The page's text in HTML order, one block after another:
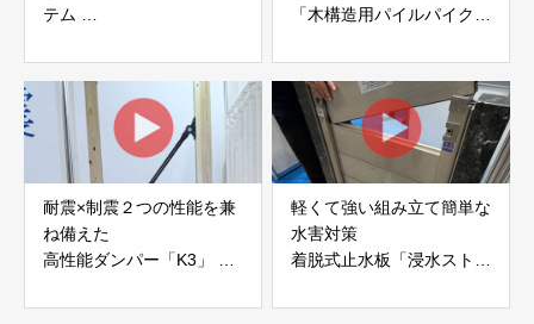
テム
JAPAN
「木構造用パイルパイクビ
耐震×制震２つの性能を兼
ね備えた
高性能ダンパー「K3」 富
軽くて強い組み立て簡単な
水害対策
着脱式止水板「浸水ストッ
富士工業株式会社